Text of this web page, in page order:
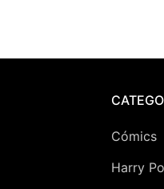
Cómics
Harry